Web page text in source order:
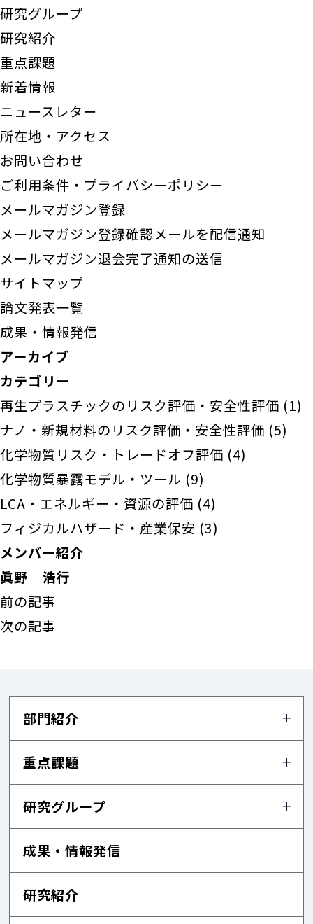
研究グループ
研究紹介
重点課題
新着情報
ニュースレター
所在地・アクセス
お問い合わせ
ご利用条件・プライバシーポリシー
メールマガジン登録
メールマガジン登録確認メールを配信通知
メールマガジン退会完了通知の送信
サイトマップ
論文発表一覧
成果・情報発信
アーカイブ
カテゴリー
再生プラスチックのリスク評価・安全性評価 (1)
ナノ・新規材料のリスク評価・安全性評価 (5)
化学物質リスク・トレードオフ評価 (4)
化学物質暴露モデル・ツール (9)
LCA・エネルギー・資源の評価 (4)
フィジカルハザード・産業保安 (3)
メンバー紹介
眞野 浩行
前の記事
次の記事
部門紹介
重点課題
研究グループ
成果・情報発信
研究紹介